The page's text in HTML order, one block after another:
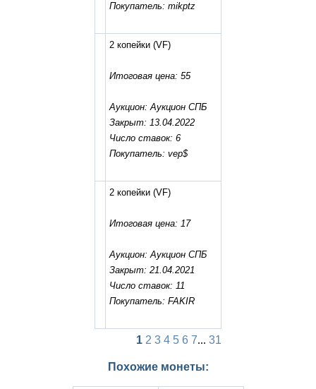
Покупатель: mikptz
2 копейки (VF)
Итоговая цена: 55
Аукцион: Аукцион СПБ
Закрыт: 13.04.2022
Число ставок: 6
Покупатель: vep$
2 копейки (VF)
Итоговая цена: 17
Аукцион: Аукцион СПБ
Закрыт: 21.04.2021
Число ставок: 11
Покупатель: FAKIR
1 2 3 4 5 6 7... 31
Похожие монеты: